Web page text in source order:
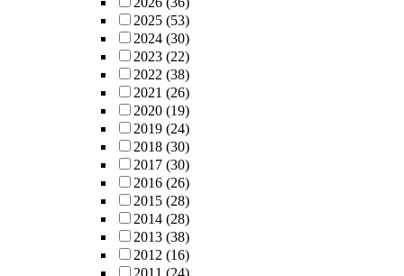
2025 (53)
2024 (30)
2023 (22)
2022 (38)
2021 (26)
2020 (19)
2019 (24)
2018 (30)
2017 (30)
2016 (26)
2015 (28)
2014 (28)
2013 (38)
2012 (16)
2011 (24)